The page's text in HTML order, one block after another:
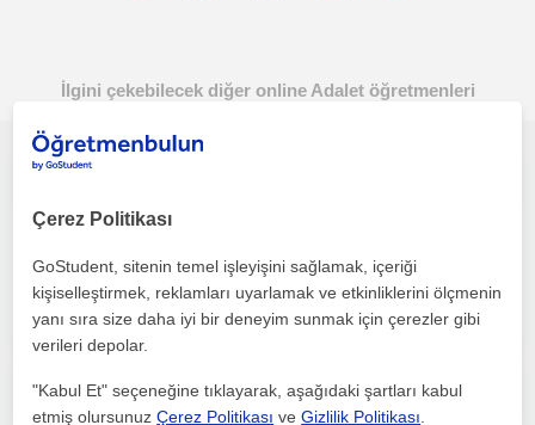
İlgini çekebilecek diğer online Adalet öğretmenleri
Çevrimiçi dersler
Çerez Politikası
GoStudent, sitenin temel işleyişini sağlamak, içeriği
kişiselleştirmek, reklamları uyarlamak ve etkinliklerini ölçmenin
yanı sıra size daha iyi bir deneyim sunmak için çerezler gibi
verileri depolar.
"Kabul Et" seçeneğine tıklayarak, aşağıdaki şartları kabul
etmiş olursunuzÇerez Politikası veGizlilik Politikası